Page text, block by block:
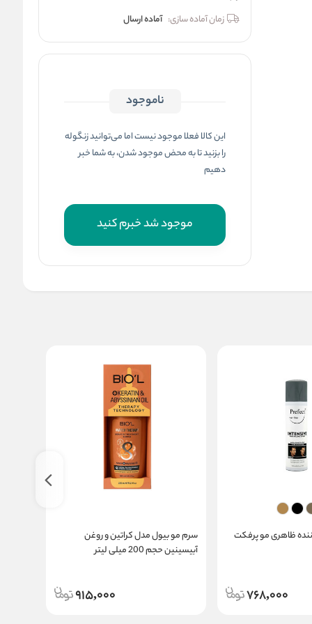
زمان آماده سازی: آماده ارسال
ناموجود
این کالا فعلا موجود نیست اما می‌توانید زنگوله
را بزنید تا به محض موجود شدن، به شما خبر
دهیم
موجود شد خبرم کنید
ظاهری مو پرفکت
768,000
سرم مو بیول مدل کراتین و روغن
آبیسینین حجم 200 میلی لیتر
915,000